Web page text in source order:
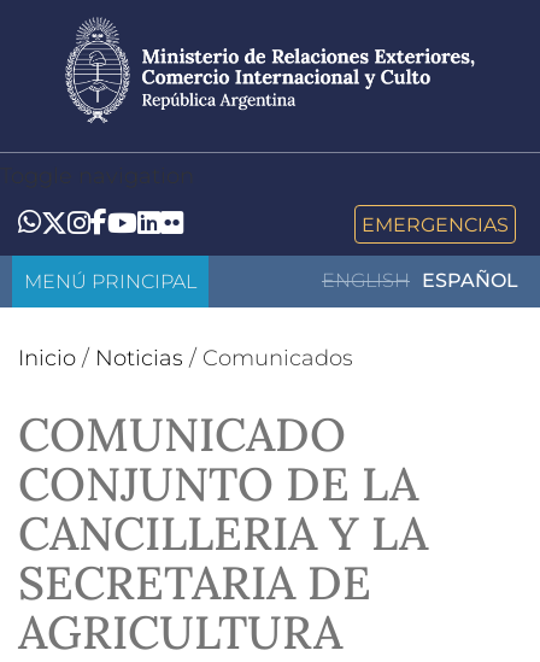
contenido
principal
Toggle navigation
Whatsapp
Twitter
Instagram
Facebook
YouTube
LinkedIn
Flickr EMERGENCIAS
ENGLISH ESPAÑOL
MENÚ PRINCIPAL
Inicio / Noticias / Comunicados
COMUNICADO
CONJUNTO DE LA
CANCILLERIA Y LA
SECRETARIA DE
AGRICULTURA